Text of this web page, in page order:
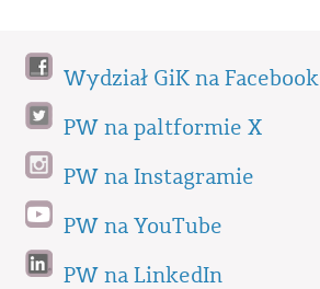
Wydział GiK na Facebook
PW na paltformie X
PW na Instagramie
PW na YouTube
PW na LinkedIn